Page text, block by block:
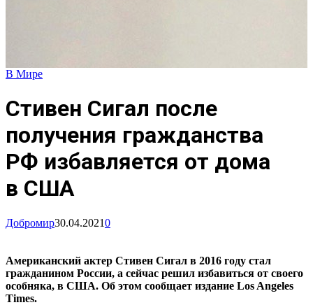
В Мире
Стивен Сигал после
получения гражданства
РФ избавляется от дома
в США
Добромир30.04.20210
Американский актер Стивен Сигал в 2016 году стал
гражданином России, а сейчас решил избавиться от своего
особняка, в США. Об этом сообщает издание Los Angeles
Times.